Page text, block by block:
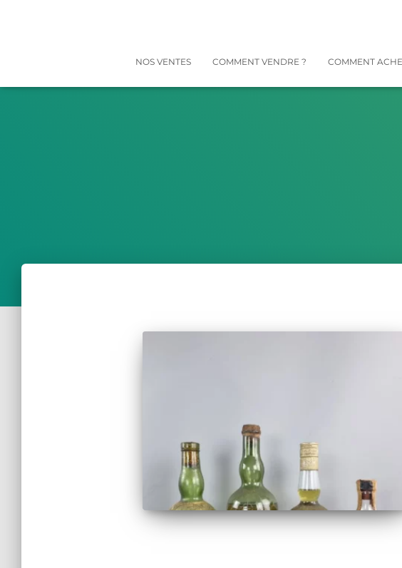
NOS VENTES COMMENT VENDRE ? COMMENT